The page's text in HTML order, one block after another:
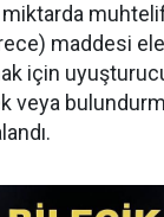
maddesi
için
veya